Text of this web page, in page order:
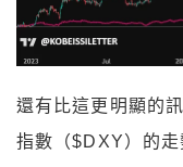
還有比這更明顯的
指數（$DXY）的